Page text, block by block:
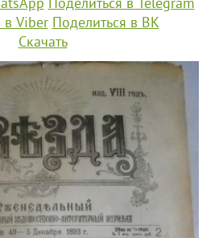
Поделиться в Telegram
в Viber Поделиться в ВК
Скачать